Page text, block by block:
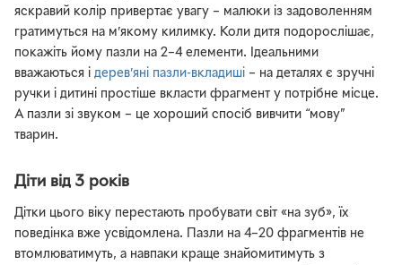
яскравий колір привертає увагу – малюки із задоволенням
грати­муться на м’якому килимку. Коли дитя подорослішає,
покажіть йому пазли на 2–4 елементи. Ідеальними
вважаються і дерев’яні пазли-вкладиші
– на деталях є зручні
ручки і дитині простіше вкласти фрагмент у потрібне місце.
А пазли зі звуком – це хороший спосіб вивчити “мову”
тварин.
Діти від 3 років
Дітки цього віку перестають пробувати світ «на зуб», їх
поведінка вже усвідомлена. Пазли на 4–20 фрагментів не
втомлюватимуть, а навпаки краще знайомитимуть з